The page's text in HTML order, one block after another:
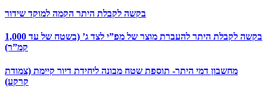
בקשה לקבלת היתר הקמה למוקד שידור
בקשה לקבלת היתר להעברת מוצר של מפ”י לצד ג’ (בשטח של עד 1,000
קמ”ר)
מחשבון דמי היתר- תוספת שטח מבונה ליחידת דיור קיימת (צמודת
קרקע)